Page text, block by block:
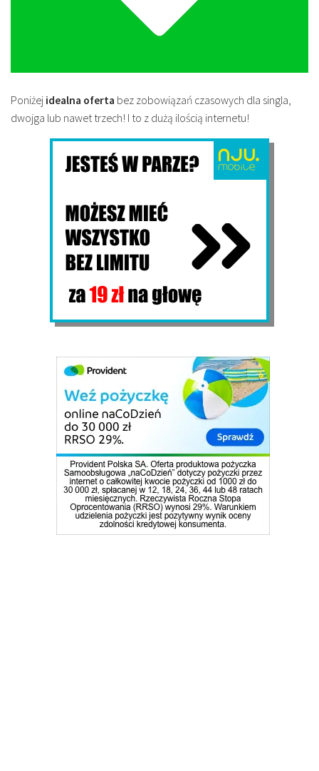
Poniżej idealna oferta bez zobowiązań czasowych dla singla,
dwojga lub nawet trzech! I to z dużą ilością internetu!